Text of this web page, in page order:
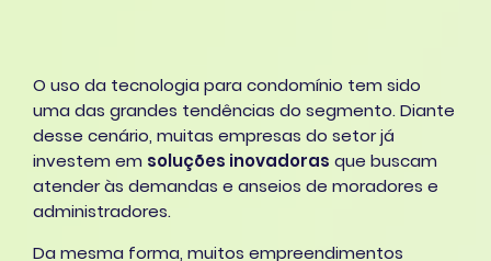
O uso da tecnologia para condomínio tem sido
uma das grandes tendências do segmento. Diante
desse cenário, muitas empresas do setor já
investem em soluções inovadoras que buscam
atender às demandas e anseios de moradores e
administradores.
Da mesma forma, muitos empreendimentos